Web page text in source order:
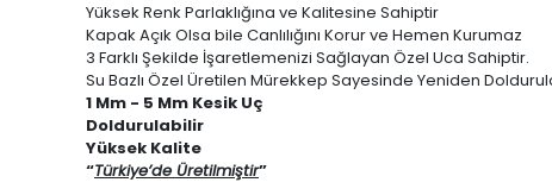
Yüksek Renk Parlaklığına ve Kalitesine Sahiptir
Kapak Açık Olsa bile Canlılığını Korur ve Hemen Kurumaz
3 Farklı Şekilde İşaretlemenizi Sağlayan Özel Uca Sahiptir.
Su Bazlı Özel Üretilen Mürekkep Sayesinde Yeniden
1 Mm - 5 Mm Kesik Uç
Doldurulabilir
Yüksek Kalite
“Türkiye’de Üretilmiştir”